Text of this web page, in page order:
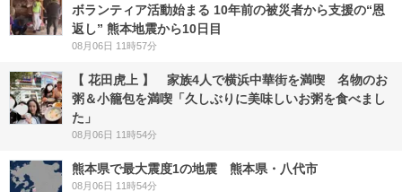
ボランティア活動始まる 10年前の被災者から支援の“恩
返し” 熊本地震から10日目
08月06日 11時57分
【 花田虎上 】 家族4人で横浜中華街を満喫 名物のお
粥＆小籠包を満喫「久しぶりに美味しいお粥を食べまし
た」
08月06日 11時54分
熊本県で最大震度1の地震 熊本県・八代市
08月06日 11時54分